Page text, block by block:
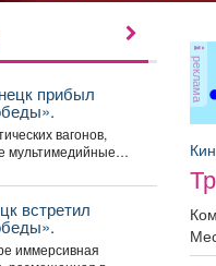
реклама
прибыл
вагонов,
мультимедийные
помогают
атмосферу
встретил
иммерсивная